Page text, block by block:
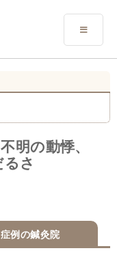
明の動悸、
さ
症例の鍼灸院